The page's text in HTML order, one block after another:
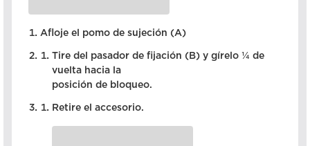
Afloje el pomo de sujeción (A)
Tire del pasador de fijación (B) y gírelo ¼ de
vuelta hacia la
posición de bloqueo.
Retire el accesorio.